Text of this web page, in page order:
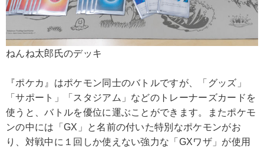
ねんね太郎氏のデッキ
『ポケカ』はポケモン同士のバトルですが、「グッズ」
「サポート」「スタジアム」などのトレーナーズカードを
使うと、バトルを優位に運ぶことができます。またポケモ
ンの中には「GX」と名前の付いた特別なポケモンがお
り、対戦中に１回しか使えない強力な「GXワザ」が使用